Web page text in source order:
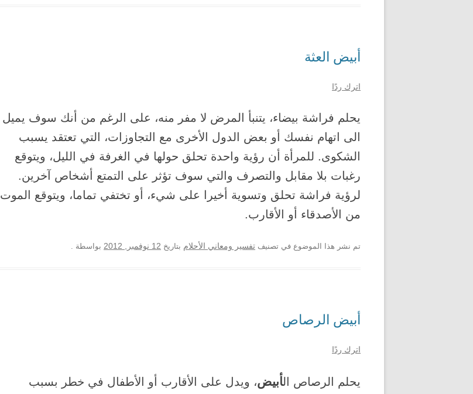
أبيض العثة
اترك ردًا
يحلم فراشة بيضاء، يتنبأ المرض لا مفر منه، على الرغم من أنك سوف يميل
الى اتهام نفسك أو بعض الدول الأخرى مع التجاوزات، التي تعتقد يسبب
الشكوى. للمرأة أن رؤية واحدة تحلق حولها في الغرفة في الليل، ويتوقع
رغبات بلا مقابل والتصرف والتي سوف تؤثر على التمتع أشخاص آخرين.
لرؤية فراشة تحلق وتسوية أخيرا على شيء، أو تختفي تماما، ويتوقع الموت
من الأصدقاء أو الأقارب.
تم نشر هذا الموضوع في تصنيف تفسير ومعاني الأحلام بتاريخ 12 نوفمبر, 2012 بواسطة .
أبيض الرصاص
اترك ردًا
يحلم الرصاص الأبيض، ويدل على الأقارب أو الأطفال في خطر بسبب